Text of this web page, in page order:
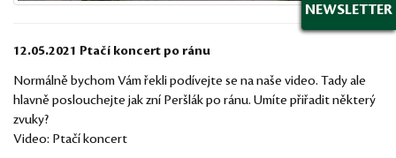
12.05.2021 Ptačí koncert po ránu
Normálně bychom Vám řekli podívejte se na naše video. Tady ale
hlavně poslouchejte jak zní Peršlák po ránu. Umíte přiřadit některý
zvuky?
Video: Ptačí koncert
NEWSLETTER